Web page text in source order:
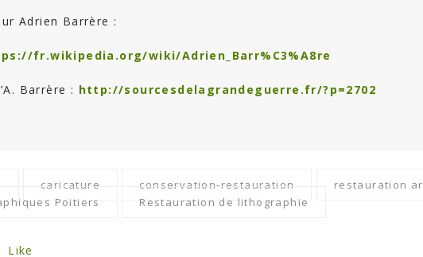
Adrien Barrère :
fr.wikipedia.org/wiki/Adrien_Barr%C3%A8re
Barrère : http://sourcesdelagrandeguerre.fr/?p=2702
caricature conservation-restauration
restauration
Poitiers
Restauration de lithographie
Like